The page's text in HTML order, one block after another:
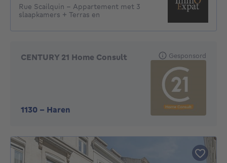
Rue Scailquin – Appartement met 3
slaapkamers + Terras en
CENTURY 21 Home Consult
1130 - Haren
Gesponsord